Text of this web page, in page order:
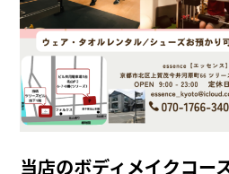
当店のボディメイクコー